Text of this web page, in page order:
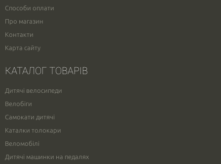
Способи оплати
Про магазин
Контакти
Карта сайту
КАТАЛОГ ТОВАРІВ
Дитячі велосипеди
Велобіги
Самокати дитячі
Каталки толокари
Веломобілі
Дитячі машинки на педалях